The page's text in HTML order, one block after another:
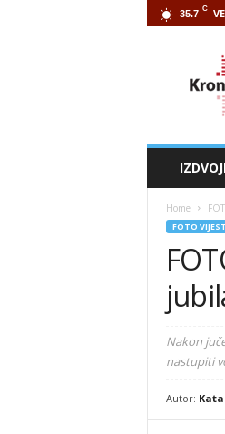
35.7 C
Home
FOTO VIJEST
Nakon
nastupiti
Autor: